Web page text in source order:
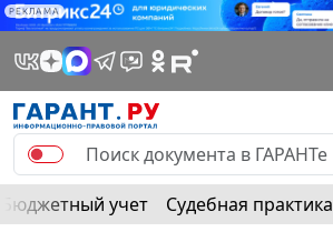
РЕКЛАМА
Бюджетный учет Судебная практика